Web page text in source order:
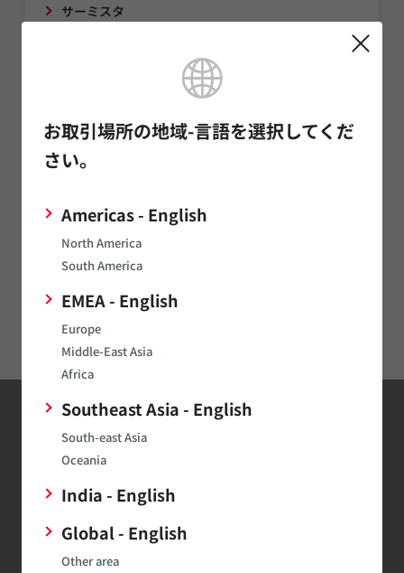
お取引場所の地域-言語を選択してくだ
さい。
Americas - English
North America
South America
EMEA - English
Europe
Middle-East Asia
Africa
Southeast Asia - English
South-east Asia
Oceania
India - English
Global - English
Other area
サーミスタ
電源関連製品
通信モジュール
LPWA
Digital Panel Meters
お問い合わせ
村田製作所ウェブサイトへのご意見・ご要望